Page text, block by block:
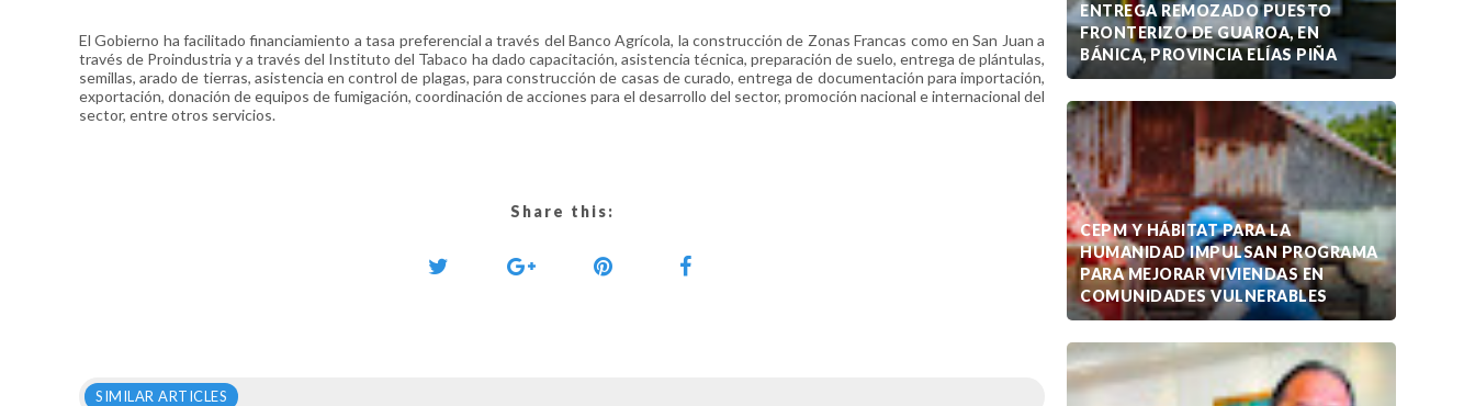
El Gobierno ha facilitado financiamiento a tasa preferencial a través del Banco Agrícola, la construcción de Zonas Francas como en San Juan a
través de Proindustria y a través del Instituto del Tabaco ha dado capacitación, asistencia técnica, preparación de suelo, entrega de plántulas,
semillas, arado de tierras, asistencia en control de plagas, para construcción de casas de curado, entrega de documentación para importación,
exportación, donación de equipos de fumigación, coordinación de acciones para el desarrollo del sector, promoción nacional e internacional del
sector, entre otros servicios.
Share this:
SIMILAR ARTICLES
ENTREGA REMOZADO PUESTO
FRONTERIZO DE GUAROA, EN
BÁNICA, PROVINCIA ELÍAS PIÑA
CEPM Y HÁBITAT PARA LA
HUMANIDAD IMPULSAN PROGRAMA
PARA MEJORAR VIVIENDAS EN
COMUNIDADES VULNERABLES